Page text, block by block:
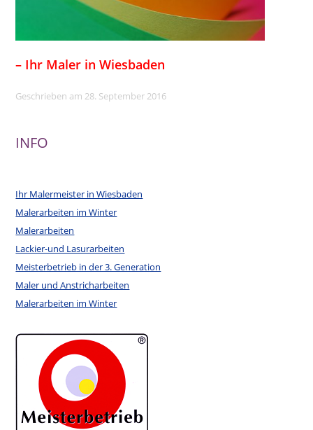
– Ihr Maler in Wiesbaden
Geschrieben am 28. September 2016
INFO
Ihr Malermeister in Wiesbaden
Malerarbeiten im Winter
Malerarbeiten
Lackier-und Lasurarbeiten
Meisterbetrieb in der 3. Generation
Maler und Anstricharbeiten
Malerarbeiten im Winter